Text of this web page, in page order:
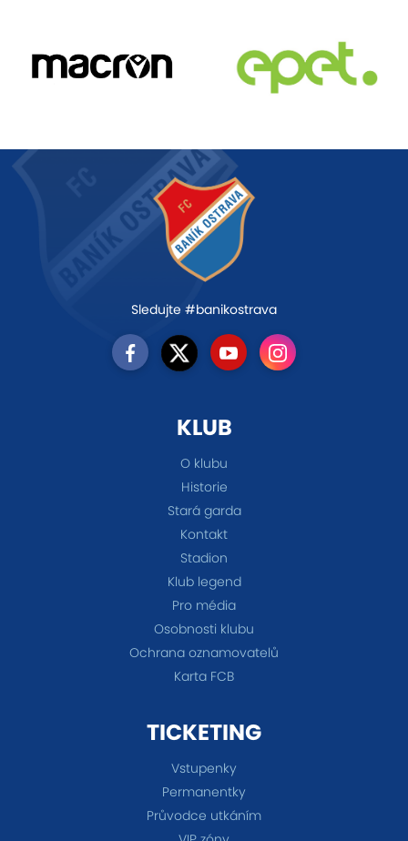
Sledujte #banikostrava
KLUB
O klubu
Historie
Stará garda
Kontakt
Stadion
Klub legend
Pro média
Osobnosti klubu
Ochrana oznamovatelů
Karta FCB
TICKETING
Vstupenky
Permanentky
Průvodce utkáním